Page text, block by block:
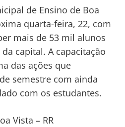
de Ensino de Boa
quarta-feira, 22, com
mais de 53 mil alunos
capital. A capacitação
das ações que
semestre com ainda
com os estudantes.
Vista – RR